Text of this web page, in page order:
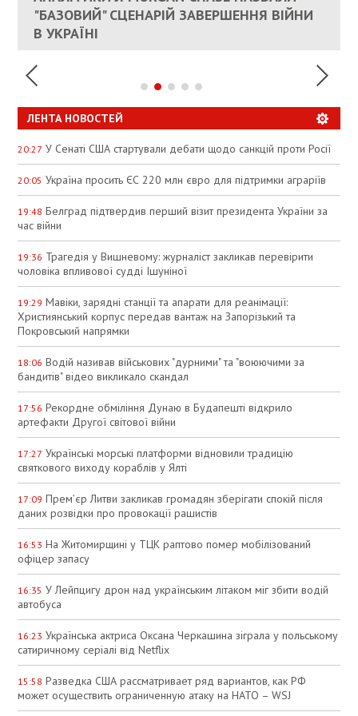
ЕС ПРЕКРАТИТЬ ВОЕННУЮ ПОМОЩЬ
УКРАИНЕ
"БАЗОВИЙ" СЦЕНАРІЙ ЗАВЕРШЕННЯ ВІЙНИ
В УКРАЇНІ
АНАЛІТИКИ ЗВИНУВАТИЛИ АЗС У
СПЕКУЛЯЦІЇ
ЛЕНТА НОВОСТЕЙ
20:27 У Сенаті США стартували дебати щодо санкцій проти Росії
20:05 Україна просить ЄС 220 млн євро для підтримки аграріїв
19:48 Белград підтвердив перший візит президента України за
час війни
19:36 Трагедія у Вишневому: журналіст закликав перевірити
чоловіка впливової судді Ішуніної
19:29 Мавіки, зарядні станції та апарати для реанімації:
Християнський корпус передав вантаж на Запорізький та
Покровський напрямки
18:06 Водій називав військових "дурними" та "воюючими за
бандитів" відео викликало скандал
17:56 Рекордне обміління Дунаю в Будапешті відкрило
артефакти Другої світової війни
17:27 Українські морські платформи відновили традицію
святкового виходу кораблів у Ялті
17:09 Прем’єр Литви закликав громадян зберігати спокій після
даних розвідки про провокації рашистів
16:53 На Житомирщині у ТЦК раптово помер мобілізований
офіцер запасу
16:35 У Лейпцигу дрон над українським літаком міг збити водій
автобуса
16:23 Українська актриса Оксана Черкашина зіграла у польському
сатиричному серіалі від Netflix
15:58 Разведка США рассматривает ряд вариантов, как РФ
может осуществить ограниченную атаку на НАТО – WSJ